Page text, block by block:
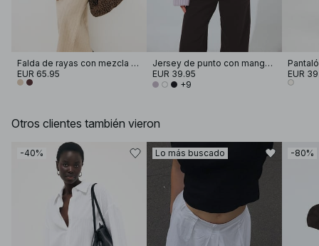
Falda de rayas con mezcla de lino
EUR 65.95
Jersey de punto con manga doblada
EUR 39.95
+9
EUR
Otros clientes también vieron
-40% Lo más buscado -80%